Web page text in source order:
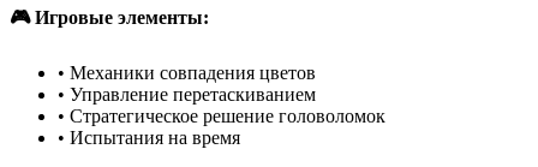
🎮 Игровые элементы:
• Механики совпадения цветов
• Управление перетаскиванием
• Стратегическое решение головоломок
• Испытания на время